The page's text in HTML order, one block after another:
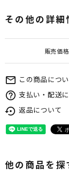
その他の詳細
販売価格
mail_outline この商品につ
help_outline 支払い・配送
settings_backup_restore 返品について
他の商品を探